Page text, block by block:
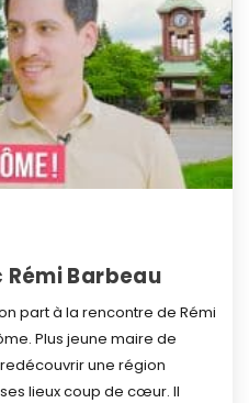
Barbeau
part à la rencontre de Rémi
Plus jeune maire de
une région
lieux coup de cœur. Il